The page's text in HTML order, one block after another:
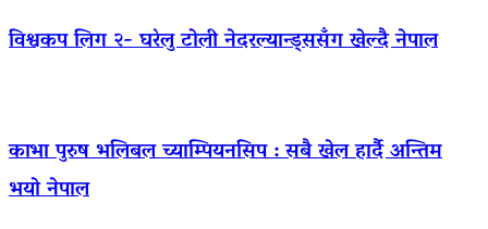
विश्वकप लिग २- घरेलु टोली नेदरल्यान्ड्ससँग खेल्दै नेपाल
काभा पुरुष भलिबल च्याम्पियनसिप : सबै खेल हार्दै अन्तिम
भयो नेपाल